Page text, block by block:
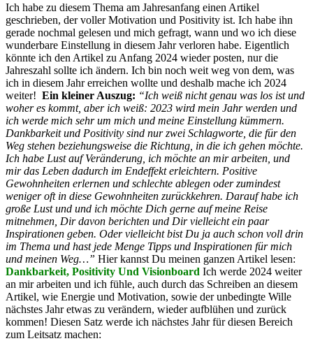
Ich habe zu diesem Thema am Jahresanfang einen Artikel
geschrieben, der voller Motivation und Positivity ist. Ich habe ihn
gerade nochmal gelesen und mich gefragt, wann und wo ich diese
wunderbare Einstellung in diesem Jahr verloren habe. Eigentlich
könnte ich den Artikel zu Anfang 2024 wieder posten, nur die
Jahreszahl sollte ich ändern. Ich bin noch weit weg von dem, was
ich in diesem Jahr erreichen wollte und deshalb mache ich 2024
weiter! Ein kleiner Auszug: “Ich weiß nicht genau was los ist und
woher es kommt, aber ich weiß: 2023 wird mein Jahr werden und
ich werde mich sehr um mich und meine Einstellung kümmern.
Dankbarkeit und Positivity sind nur zwei Schlagworte, die für den
Weg stehen beziehungsweise die Richtung, in die ich gehen möchte.
Ich habe Lust auf Veränderung, ich möchte an mir arbeiten, und
mir das Leben dadurch im Endeffekt erleichtern. Positive
Gewohnheiten erlernen und schlechte ablegen oder zumindest
weniger oft in diese Gewohnheiten zurückkehren. Darauf habe ich
große Lust und und ich möchte Dich gerne auf meine Reise
mitnehmen, Dir davon berichten und Dir vielleicht ein paar
Inspirationen geben. Oder vielleicht bist Du ja auch schon voll drin
im Thema und hast jede Menge Tipps und Inspirationen für mich
und meinen Weg…” Hier kannst Du meinen ganzen Artikel lesen:
Dankbarkeit, Positivity Und Visionboard Ich werde 2024 weiter
an mir arbeiten und ich fühle, auch durch das Schreiben an diesem
Artikel, wie Energie und Motivation, sowie der unbedingte Wille
nächstes Jahr etwas zu verändern, wieder aufblühen und zurück
kommen! Diesen Satz werde ich nächstes Jahr für diesen Bereich
zum Leitsatz machen: